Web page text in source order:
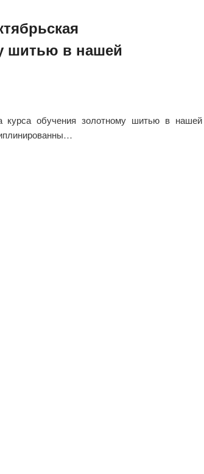
шитью в нашей
курса обучения золотному шитью в нашей